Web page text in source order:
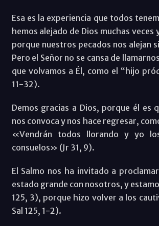
Esa es la experiencia que todos
hemos alejado de Dios muchas veces
porque nuestros pecados nos alejan
Pero el Señor no se cansa de
que volvamos a Él, como el “hijo
11-32).
Demos gracias a Dios, porque él es
nos convoca y nos hace regresar,
«Vendrán todos llorando y yo
consuelos» (Jr 31, 9).
El Salmo nos ha invitado a
estado grande con nosotros, y
125, 3), porque hizo volver a los
Sal 125, 1-2).